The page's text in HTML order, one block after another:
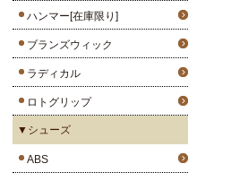
ハンマー[在庫限り]
ブランズウィック
ラディカル
ロトグリップ
▼シューズ
ABS